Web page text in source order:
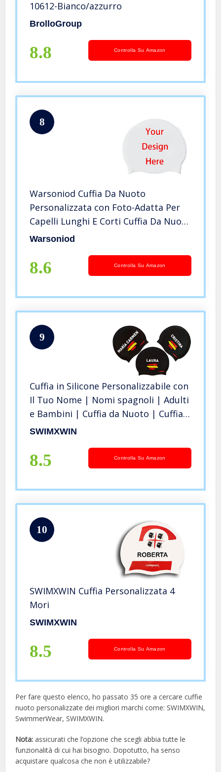
10612-Bianco/azzurro
BrolloGroup
8.8 Controlla Su Amazon
8
Warsoniod Cuffia Da Nuoto
Personalizzata con Foto-Adatta Per
Capelli Lunghi E Corti Cuffia Da Nuoto
In Silicone Impermeabile Per Piscina
Donna Uomo Adulti, Taglia unica
Warsoniod
8.6 Controlla Su Amazon
9
Cuffia in Silicone Personalizzabile con
Il Tuo Nome | Nomi spagnoli | Adulti
e Bambini | Cuffia da Nuoto | Cuffia
da Piscina | Alto Comfort e aderenza
SWIMXWIN
8.5 Controlla Su Amazon
10
SWIMXWIN Cuffia Personalizzata 4
Mori
SWIMXWIN
8.5 Controlla Su Amazon
Per fare questo elenco, ho passato 35 ore a cercare cuffie
nuoto personalizzate dei migliori marchi come: SWIMXWIN,
SwimmerWear, SWIMXWIN.
Nota: assicurati che l’opzione che scegli abbia tutte le
funzionalità di cui hai bisogno. Dopotutto, ha senso
acquistare qualcosa che non è utilizzabile?